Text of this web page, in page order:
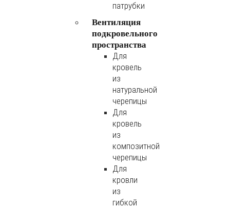
патрубки
Вентиляция
подкровельного
пространства
Для
кровель
из
натуральной
черепицы
Для
кровель
из
композитной
черепицы
Для
кровли
из
гибкой